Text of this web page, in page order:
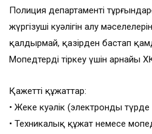
Полиция департаменті
жүргізуші куәлігін алу
қалдырмай, қазірден бастап
Мопедтерді тіркеу үшін арнайы
Қажетті құжаттар:
• Жеке куәлік (электронды
• Техникалық құжат немесе